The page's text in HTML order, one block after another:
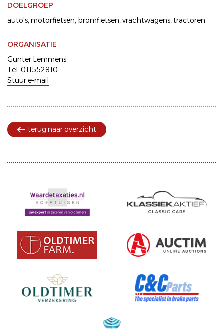
DOELGROEP
auto's motorfietsen bromfietsen vrachtwagens tractoren
ORGANISATIE
Gunter Lemmens
Tel. 011552810
Stuur e-mail
terug naar overzicht